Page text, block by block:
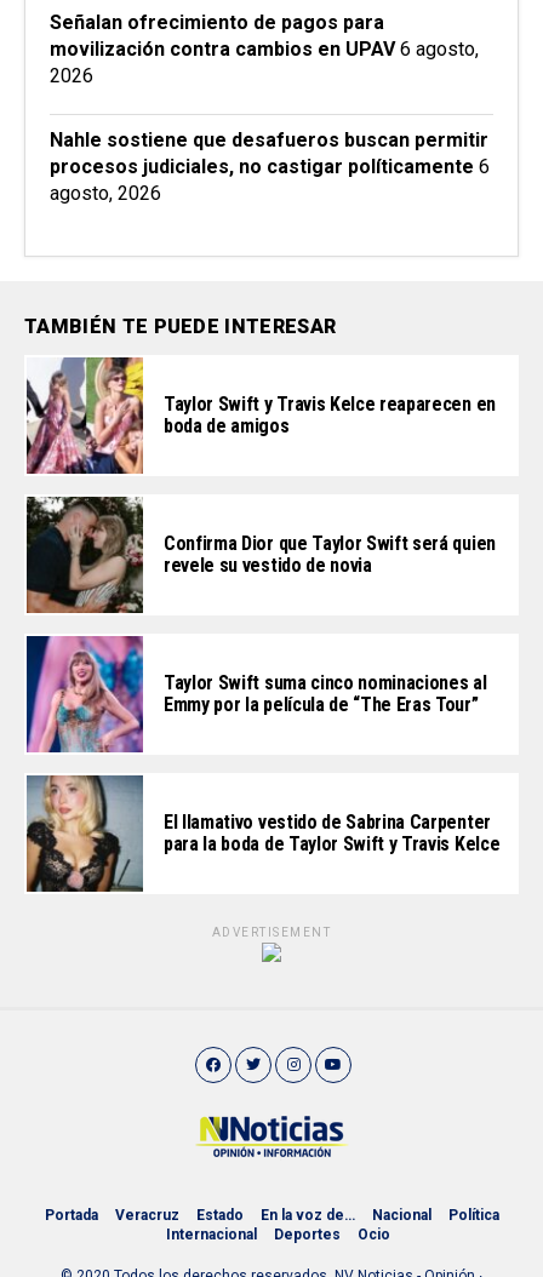
Señalan ofrecimiento de pagos para
movilización contra cambios en UPAV 6 agosto,
2026
Nahle sostiene que desafueros buscan permitir
procesos judiciales, no castigar políticamente 6
agosto, 2026
TAMBIÉN TE PUEDE INTERESAR
Taylor Swift y Travis Kelce reaparecen en
boda de amigos
Confirma Dior que Taylor Swift será quien
revele su vestido de novia
Taylor Swift suma cinco nominaciones al
Emmy por la película de “The Eras Tour”
El llamativo vestido de Sabrina Carpenter
para la boda de Taylor Swift y Travis Kelce
ADVERTISEMENT
Portada Veracruz Estado En la voz de… Nacional
Política
Internacional
Deportes Ocio